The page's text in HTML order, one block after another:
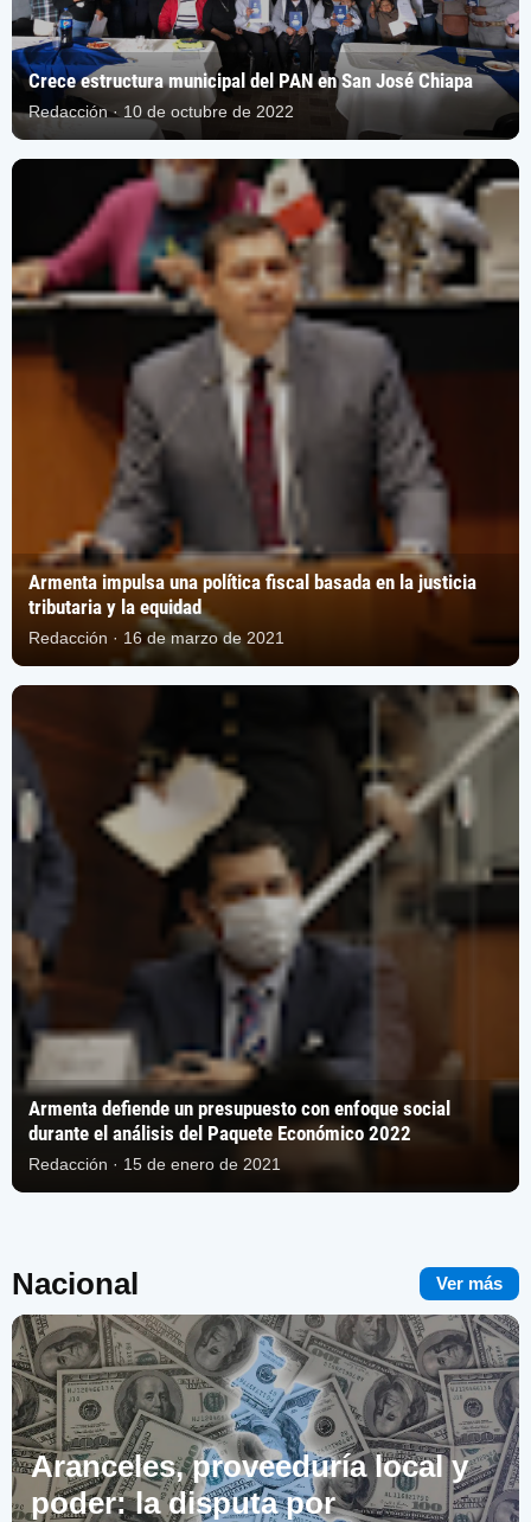
Crece estructura municipal del PAN en San José Chiapa
Redacción · 10 de octubre de 2022
Armenta impulsa una política fiscal basada en la justicia
tributaria y la equidad
Redacción · 16 de marzo de 2021
Armenta defiende un presupuesto con enfoque social
durante el análisis del Paquete Económico 2022
Redacción · 15 de enero de 2021
Nacional Ver más
Aranceles, proveeduría local y
poder: la disputa por